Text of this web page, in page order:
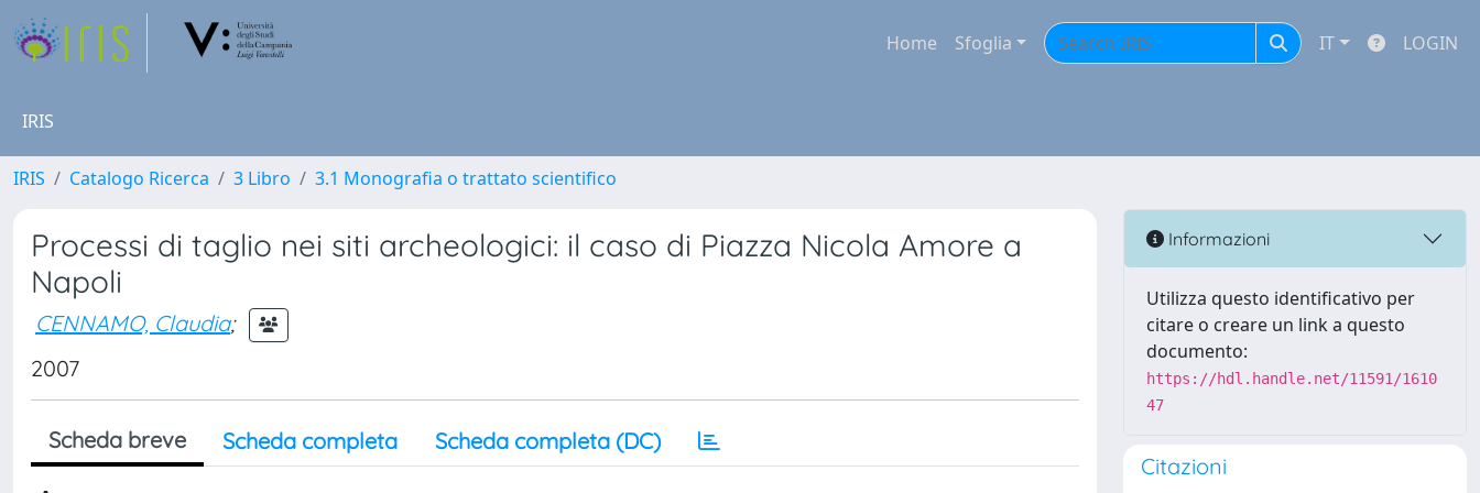
Home Sfoglia IT LOGIN
IRIS
IRIS Catalogo Ricerca 3 Libro 3.1 Monografia o trattato scientifico
Processi di taglio nei siti archeologici: il caso di Piazza Nicola Amore a
Napoli
CENNAMO, Claudia;
2007
Scheda breve Scheda completa Scheda completa (DC)
Informazioni
Utilizza questo identificativo per
citare o creare un link a questo
documento:
https://hdl.handle.net/11591/1610
47
Citazioni